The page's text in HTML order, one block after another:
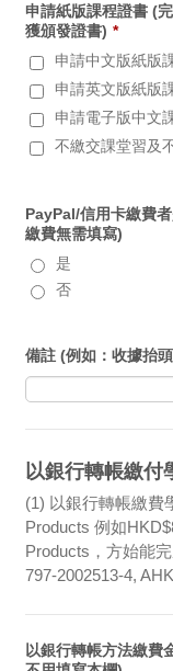
申請紙版課程證書 (
獲頒發證書) *
申請中文版紙版
申請英文版紙版
申請電子版中文
不繳交課堂習及
PayPal/信用卡繳費
繳費無需填寫)
是
否
備註 (例如：收據抬
以銀行轉帳繳付
(1) 以銀行轉帳繳費
Products 例如
Products，方始能
797-2002513-4,
以銀行轉帳方法繳費